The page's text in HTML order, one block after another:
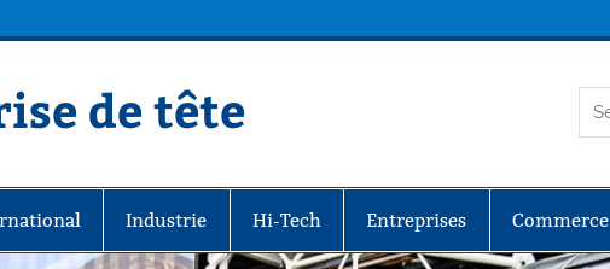
de tête
Industrie Hi-Tech Entreprises Commerce